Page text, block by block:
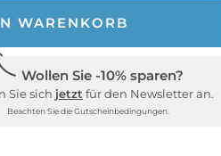
WARENKORB
Wollen Sie -10% sparen?
Sie sich jetzt für den Newsletter an.
Beachten Sie die Gutscheinbedingungen.